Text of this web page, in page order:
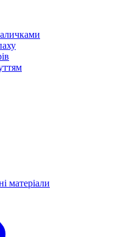
матеріали